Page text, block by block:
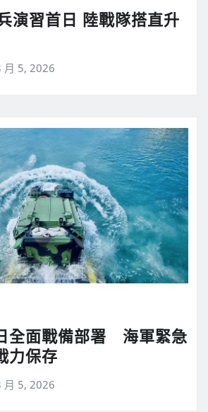
演習首日 陸戰隊搭直升
月 5, 2026
全面戰備部署 海軍緊急
力保存
月 5, 2026